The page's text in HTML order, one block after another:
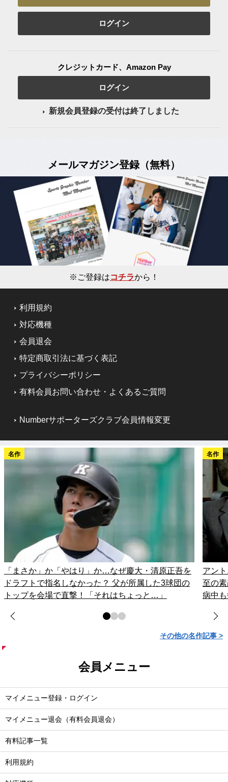
ログイン
クレジットカード、Amazon Pay
ログイン
新規会員登録の受付は終了しました
メールマガジン登録（無料）
※ご登録はコチラから！
利用規約
対応機種
会員退会
特定商取引法に基づく表記
プライバシーポリシー
有料会員お問い合わせ・よくあるご質問
Numberサポーターズクラブ会員情報変更
名作
「まさか」か「やはり」か…なぜ慶大・清原正吾を
ドラフトで指名しなかった？ 父が所属した3球団の
トップを会場で直撃！「それはちょっと…」
名作
アン
至の
病中
その他の名作記事 >
会員メニュー
マイメニュー登録・ログイン
マイメニュー退会（有料会員退会）
有料記事一覧
利用規約